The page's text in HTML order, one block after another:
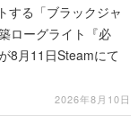
2026年8月10日
ンタジーIXえほん
立ちの日に』が半額
ルが開催中。原作ス